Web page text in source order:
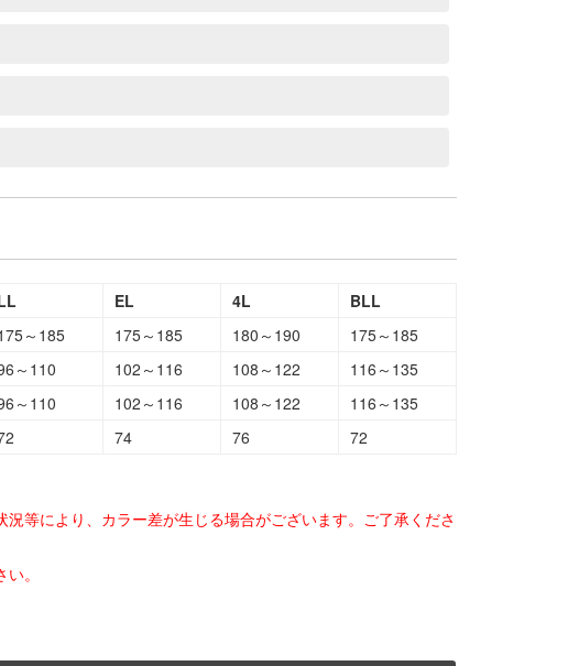
EL 4L
BLL
～185 175～185 180～190
175～185
～110 102～116 108～122
116～135
～110 102～116 108～122
116～135
74 76 72
等により、カラー差が生じる場合がございます。ご了承くださ
。